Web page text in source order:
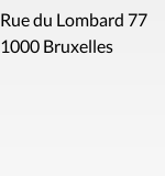
Rue du Lombard 77
1000 Bruxelles